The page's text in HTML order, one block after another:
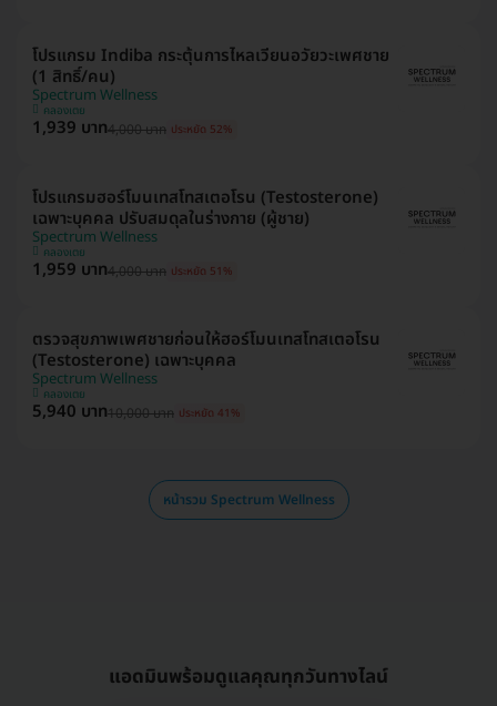
โปรแกรม Indiba กระตุ้นการไหลเวียนอวัยวะเพศชาย
(1 สิทธิ์/คน)
Spectrum Wellness
คลองเตย
1,939 บาท4,000 บาท ประหยัด 52%
โปรแกรมฮอร์โมนเทสโทสเตอโรน (Testosterone)
เฉพาะบุคคล ปรับสมดุลในร่างกาย (ผู้ชาย)
Spectrum Wellness
คลองเตย
1,959 บาท4,000 บาท ประหยัด 51%
ตรวจสุขภาพเพศชายก่อนให้ฮอร์โมนเทสโทสเตอโรน
(Testosterone) เฉพาะบุคคล
Spectrum Wellness
คลองเตย
5,940 บาท10,000 บาท ประหยัด 41%
หน้ารวม Spectrum Wellness
แอดมินพร้อมดูแลคุณทุกวันทางไลน์